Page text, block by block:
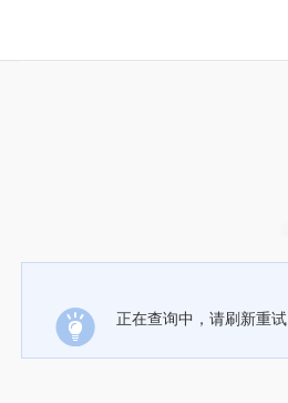
正在查询中，请刷新重试